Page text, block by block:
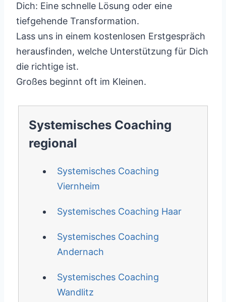
Dich: Eine schnelle Lösung oder eine
tiefgehende Transformation.
Lass uns in einem kostenlosen Erstgespräch
herausfinden, welche Unterstützung für Dich
die richtige ist.
Großes beginnt oft im Kleinen.
Systemisches Coaching
regional
Systemisches Coaching
Viernheim
Systemisches Coaching Haar
Systemisches Coaching
Andernach
Systemisches Coaching
Wandlitz